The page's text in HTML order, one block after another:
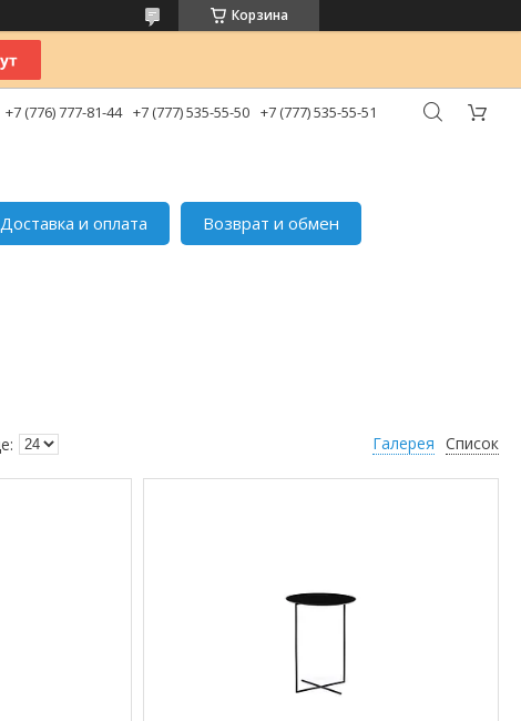
Корзина
+7 (776) 777-81-44 +7 (777) 535-55-50 +7 (777) 535-55-51
Доставка и оплата Возврат и обмен
Галерея Список